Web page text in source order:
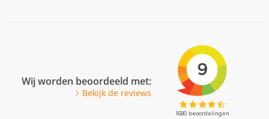
Wij worden beoordeeld met:
Bekijk de reviews